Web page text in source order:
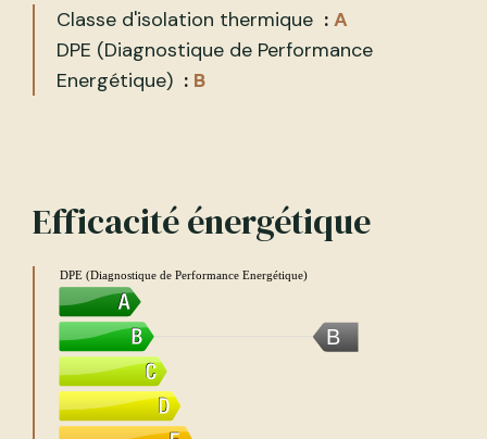
Classe d'isolation thermique
A
DPE (Diagnostique de Performance
Energétique)
B
Efficacité énergétique
B
DPE (Diagnostique de Performance Energétique)